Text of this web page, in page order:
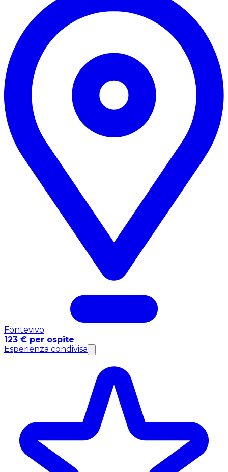
Fontevivo
123 € per ospite
Esperienza condivisa